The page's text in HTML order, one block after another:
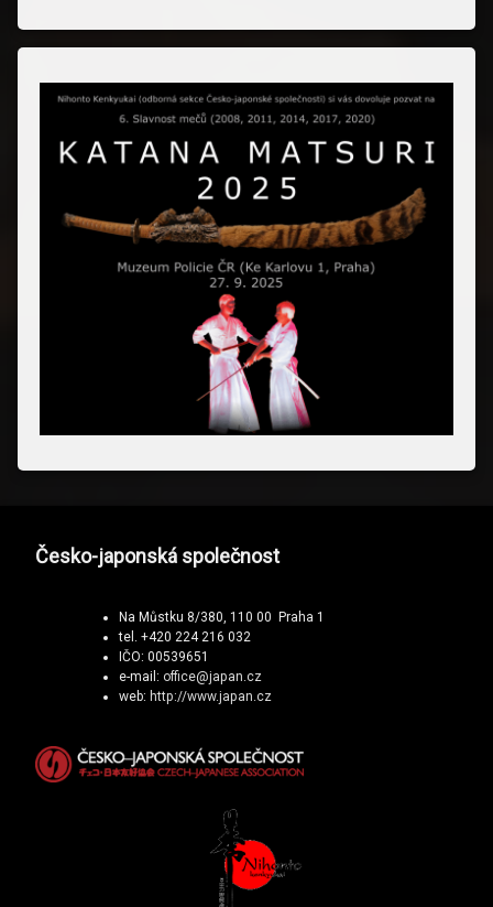
Česko-japonská společnost
Na Můstku 8/380, 110 00 Praha 1
tel. +420 224 216 032
IČO: 00539651
e-mail: office@japan.cz
web: http://www.japan.cz